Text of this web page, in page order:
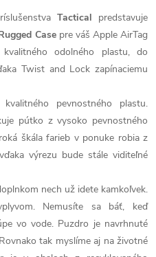
Tactical predstavuje
Case pre váš Apple AirTag
odolného plastu, do
Twist and Lock zapínaciemu
pevnostného plastu.
pútko z vysoko pevnostného
škála farieb v ponuke robia z
výrezu bude stále viditeľné
nech už idete kamkoľvek.
Nemusíte sa báť, keď
vo vode. Puzdro je navrhnuté
tak myslíme aj na životné